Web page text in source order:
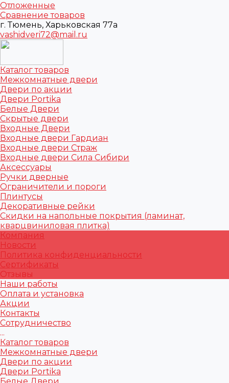
Отложенные
Сравнение товаров
г. Тюмень, Харьковская 77а
vashidveri72@mail.ru
Каталог товаров
Межкомнатные двери
Двери по акции
Двери Portika
Белые Двери
Скрытые двери
Входные Двери
Входные двери Гардиан
Входные двери Страж
Входные двери Сила Сибири
Аксессуары
Ручки дверные
Ограничители и пороги
Плинтусы
Декоративные рейки
Скидки на напольные покрытия (ламинат,
кварцвиниловая плитка)
Компания
Новости
Политика конфиденциальности
Сертификаты
Отзывы
Наши работы
Оплата и установка
Акции
Контакты
Сотрудничество
...
Каталог товаров
Межкомнатные двери
Двери по акции
Двери Portika